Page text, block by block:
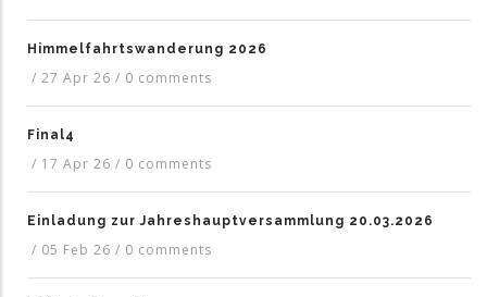
Himmelfahrtswanderung 2026
/ 27 Apr 26 / 0 comments
Final4
/ 17 Apr 26 / 0 comments
Einladung zur Jahreshauptversammlung 20.03.2026
/ 05 Feb 26 / 0 comments